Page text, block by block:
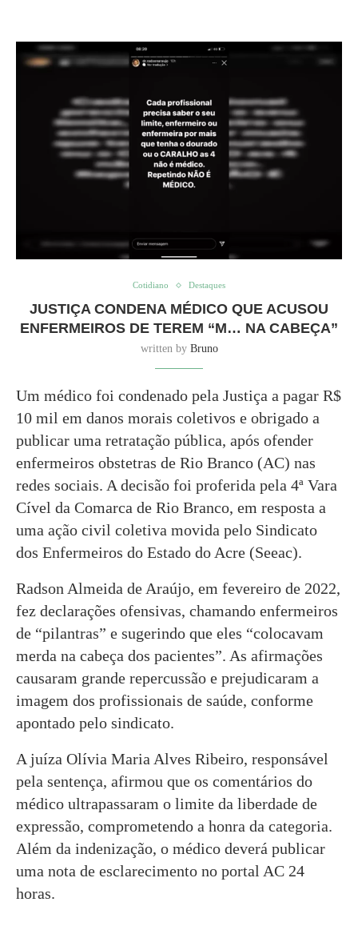
Cotidiano Destaques
JUSTIÇA CONDENA MÉDICO QUE ACUSOU
ENFERMEIROS DE TEREM “M… NA CABEÇA”
written by Bruno
Um médico foi condenado pela Justiça a pagar R$
10 mil em danos morais coletivos e obrigado a
publicar uma retratação pública, após ofender
enfermeiros obstetras de Rio Branco (AC) nas
redes sociais. A decisão foi proferida pela 4ª Vara
Cível da Comarca de Rio Branco, em resposta a
uma ação civil coletiva movida pelo Sindicato
dos Enfermeiros do Estado do Acre (Seeac).
Radson Almeida de Araújo, em fevereiro de 2022,
fez declarações ofensivas, chamando enfermeiros
de “pilantras” e sugerindo que eles “colocavam
merda na cabeça dos pacientes”. As afirmações
causaram grande repercussão e prejudicaram a
imagem dos profissionais de saúde, conforme
apontado pelo sindicato.
A juíza Olívia Maria Alves Ribeiro, responsável
pela sentença, afirmou que os comentários do
médico ultrapassaram o limite da liberdade de
expressão, comprometendo a honra da categoria.
Além da indenização, o médico deverá publicar
uma nota de esclarecimento no portal AC 24
horas.